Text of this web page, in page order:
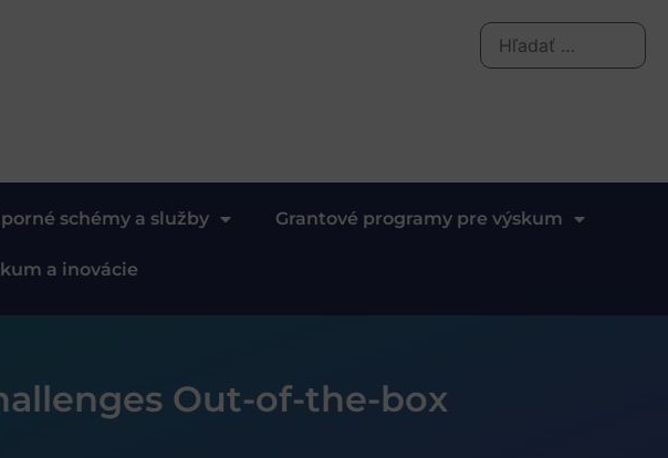
schémy a služby Grantové programy pre výskum
a inovácie
Out-of-the-box